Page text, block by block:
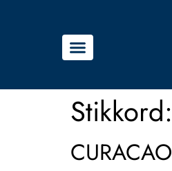
Stikkord:
CURACAO